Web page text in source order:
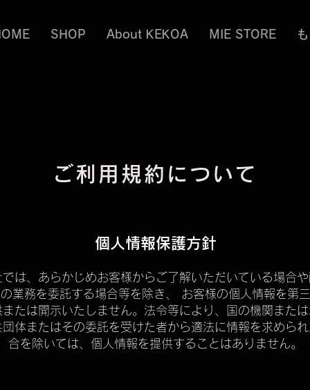
SHOP About KEKOA MIE STORE
ご利用規約について
個人情報保護方針
では、あらかじめお客様からご了解いただいている場合
業務を委託する場合等を除き、 お客様の個人情報を第
または開示いたしません。法令等により、国の機関また
団体またはその委託を受けた者から適法に情報を求めら
合を除いては、個人情報を提供することはありません。